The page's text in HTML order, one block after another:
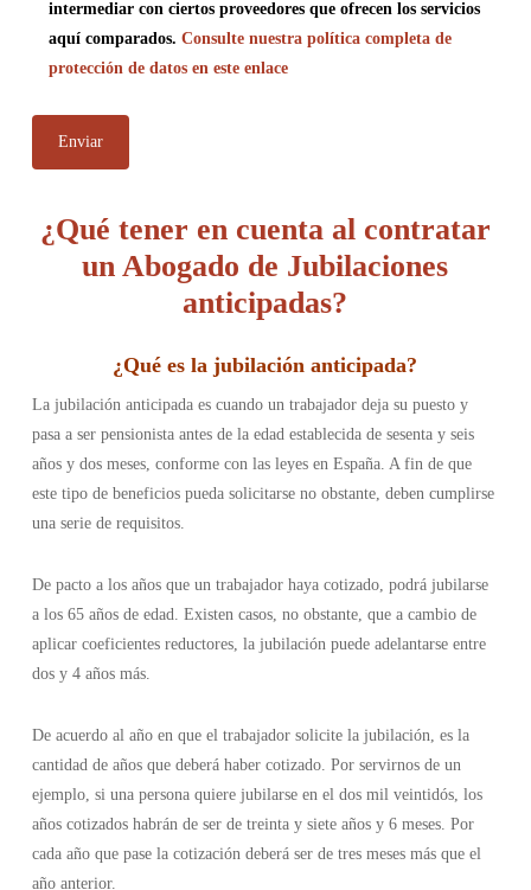
intermediar con ciertos proveedores que ofrecen los servicios
aquí comparados. Consulte nuestra política completa de
protección de datos en este enlace
¿Qué tener en cuenta al contratar
un Abogado de Jubilaciones
anticipadas?
¿Qué es la jubilación anticipada?
La jubilación anticipada es cuando un trabajador deja su puesto y
pasa a ser pensionista antes de la edad establecida de sesenta y seis
años y dos meses, conforme con las leyes en España. A fin de que
este tipo de beneficios pueda solicitarse no obstante, deben cumplirse
una serie de requisitos.
De pacto a los años que un trabajador haya cotizado, podrá jubilarse
a los 65 años de edad. Existen casos, no obstante, que a cambio de
aplicar coeficientes reductores, la jubilación puede adelantarse entre
dos y 4 años más.
De acuerdo al año en que el trabajador solicite la jubilación, es la
cantidad de años que deberá haber cotizado. Por servirnos de un
ejemplo, si una persona quiere jubilarse en el dos mil veintidós, los
años cotizados habrán de ser de treinta y siete años y 6 meses. Por
cada año que pase la cotización deberá ser de tres meses más que el
año anterior.